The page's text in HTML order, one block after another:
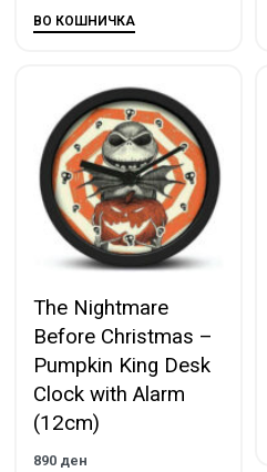
ВО КОШНИЧКА
The Nightmare
Before Christmas –
Pumpkin King Desk
Clock with Alarm
(12cm)
890 ден